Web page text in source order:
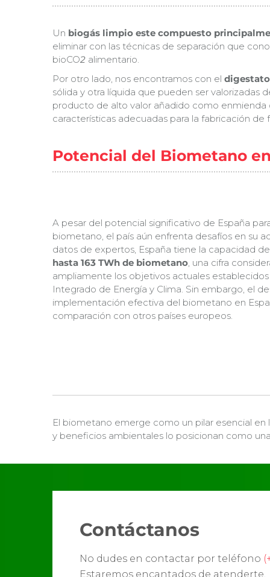
Un biogás limpio este compuesto
eliminar con las técnicas de separación que
bioCO2 alimentario.
Por otro lado, nos encontramos con el digestato
sólida y otra líquida que pueden ser
producto de alto valor añadido como enmienda
características adecuadas para la fabricación
Potencial del Biometano
A pesar del potencial significativo de España
biometano, el país aún enfrenta desafíos en su
datos de expertos, España tiene la capacidad de
hasta 163 TWh de biometano, una cifra
ampliamente los objetivos actuales
Integrado de Energía y Clima. Sin embargo, el
implementación efectiva del biometano en
comparación con otros países europeos.
El biometano emerge como un pilar esencial
y beneficios ambientales lo posicionan como
Contáctanos
No dudes en contactar por teléfono
Estaremos encantados de atenderte.